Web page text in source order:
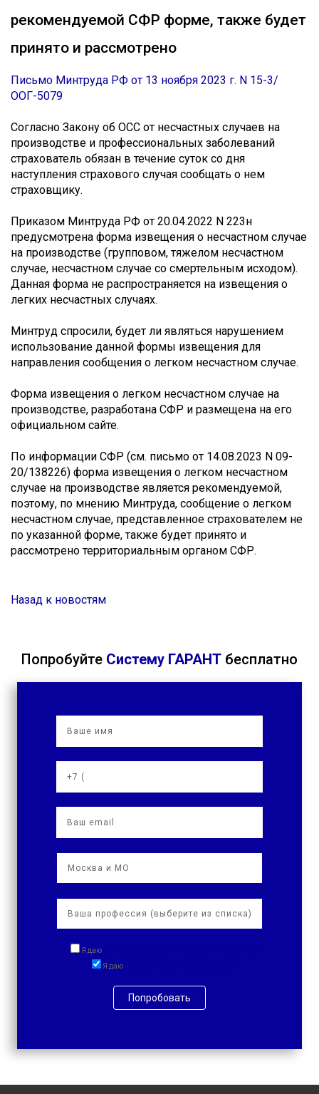
рекомендуемой СФР форме, также будет
принято и рассмотрено
Письмо Минтруда РФ от 13 ноября 2023 г. N 15-3/
ООГ-5079
Согласно Закону об ОСС от несчастных случаев на
производстве и профессиональных заболеваний
страхователь обязан в течение суток со дня
наступления страхового случая сообщать о нем
страховщику.
Приказом Минтруда РФ от 20.04.2022 N 223н
предусмотрена форма извещения о несчастном случае
на производстве (групповом, тяжелом несчастном
случае, несчастном случае со смертельным исходом).
Данная форма не распространяется на извещения о
легких несчастных случаях.
Минтруд спросили, будет ли являться нарушением
использование данной формы извещения для
направления сообщения о легком несчастном случае.
Форма извещения о легком несчастном случае на
производстве, разработана СФР и размещена на его
официальном сайте.
По информации СФР (см. письмо от 14.08.2023 N 09-
20/138226) форма извещения о легком несчастном
случае на производстве является рекомендуемой,
поэтому, по мнению Минтруда, сообщение о легком
несчастном случае, представленное страхователем не
по указанной форме, также будет принято и
рассмотрено территориальным органом СФР.
Назад к новостям
Попробуйте Систему ГАРАНТ бесплатно
Я даю
Я даю
Попробовать